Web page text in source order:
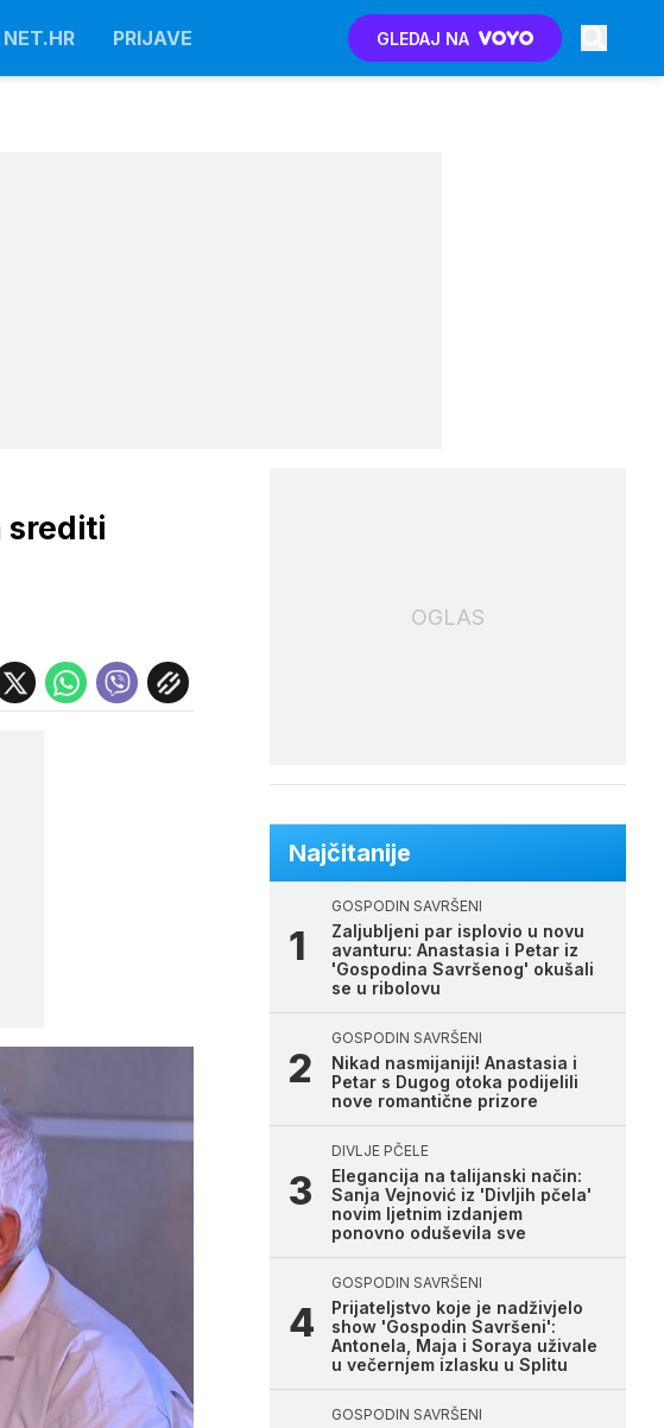
NET.HR PRIJAVE GLEDAJ NA
srediti
OGLAS
Najčitanije
GOSPODIN SAVRŠENI
Zaljubljeni par isplovio u novu
avanturu: Anastasia i Petar iz
'Gospodina Savršenog' okušali
se u ribolovu
GOSPODIN SAVRŠENI
Nikad nasmijaniji! Anastasia i
Petar s Dugog otoka podijelili
nove romantične prizore
DIVLJE PČELE
Elegancija na talijanski način:
Sanja Vejnović iz 'Divljih pčela'
novim ljetnim izdanjem
ponovno oduševila sve
GOSPODIN SAVRŠENI
Prijateljstvo koje je nadživjelo
show 'Gospodin Savršeni':
Antonela, Maja i Soraya uživale
u večernjem izlasku u Splitu
GOSPODIN SAVRŠENI